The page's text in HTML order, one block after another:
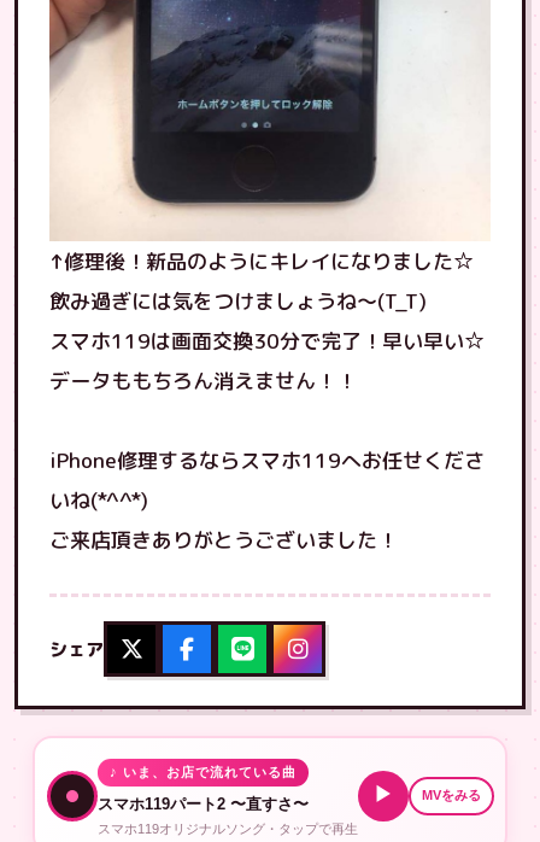
↑修理後！新品のようにキレイになりました☆
飲み過ぎには気をつけましょうね〜(T_T)
スマホ119は画面交換30分で完了！早い早い☆
データももちろん消えません！！
iPhone修理するならスマホ119へお任せくださ
いね(*^^*)
ご来店頂きありがとうございました！
シェア
♪ いま、お店で流れている曲
スマホ119パート2 〜直すさ〜
スマホ119オリジナルソング・タップで再生
▶ MVをみる